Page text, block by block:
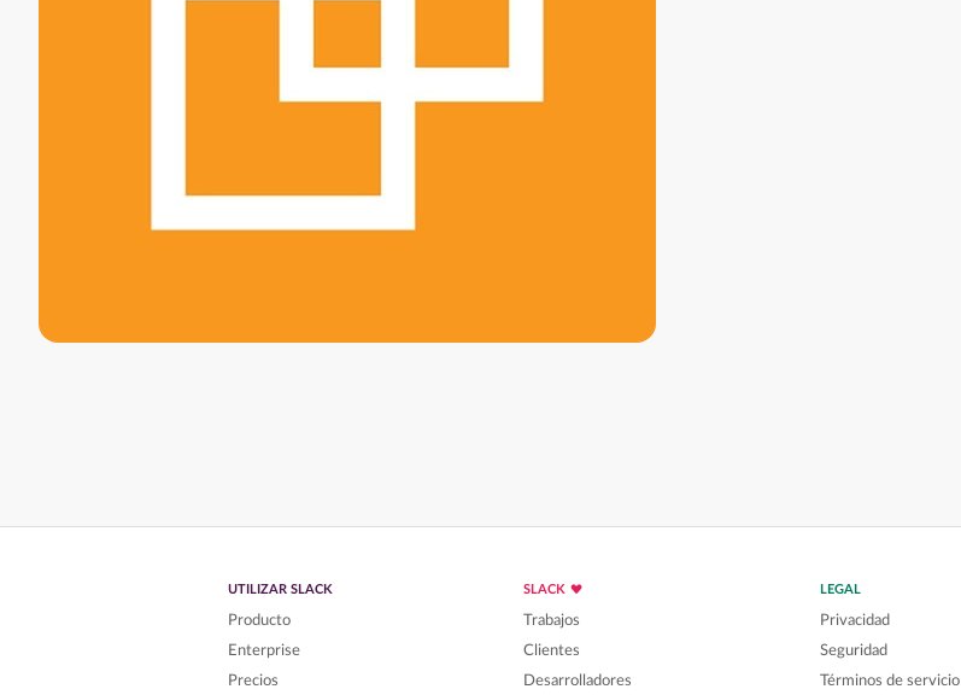
UTILIZAR SLACK
Producto
Enterprise
Precios
SLACK
Trabajos
Clientes
Desarrolladores
LEGAL
Privacidad
Seguridad
Términos de servicio